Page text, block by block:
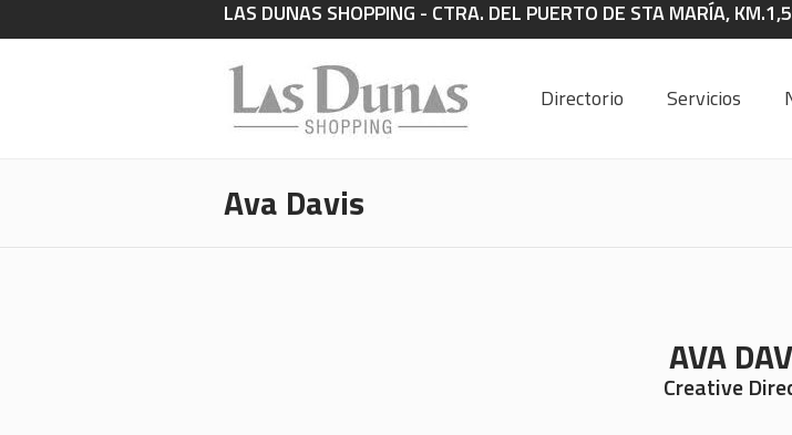
LAS DUNAS SHOPPING - CTRA. DEL PUERTO DE STA MARÍA,
Directorio Servicios
Ava Davis
AVA
Creative